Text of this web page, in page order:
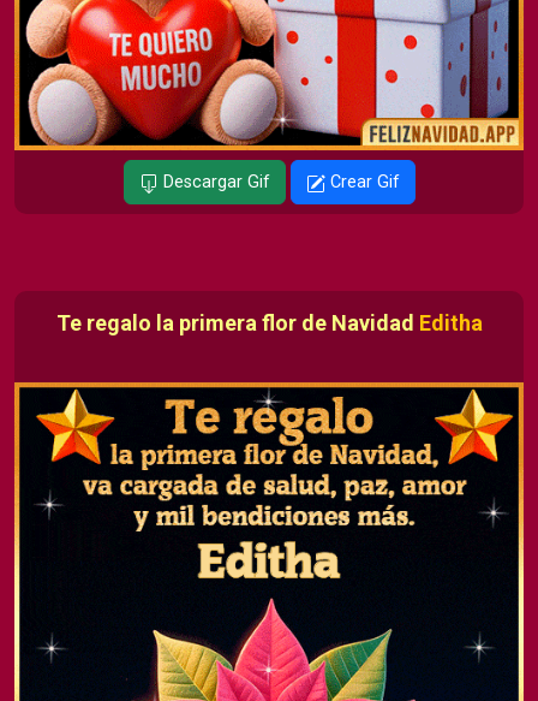
Descargar Gif Crear Gif
Te regalo la primera flor de Navidad Editha